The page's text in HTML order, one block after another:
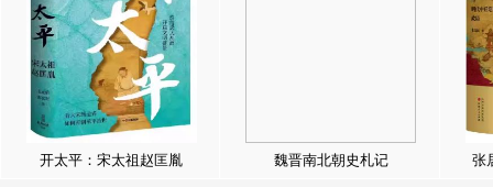
开太平：宋太祖赵匡胤 魏晋南北朝史札记 张